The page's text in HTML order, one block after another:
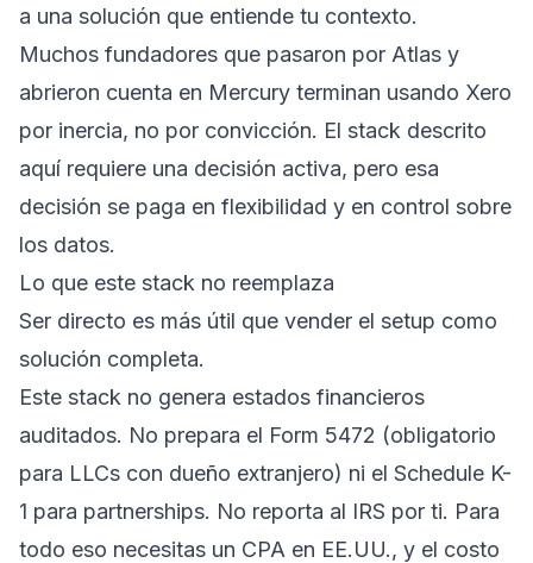
a una solución que entiende tu contexto.
Muchos fundadores que pasaron por Atlas y
abrieron cuenta en Mercury terminan usando Xero
por inercia, no por convicción. El stack descrito
aquí requiere una decisión activa, pero esa
decisión se paga en flexibilidad y en control sobre
los datos.
Lo que este stack no reemplaza
Ser directo es más útil que vender el setup como
solución completa.
Este stack no genera estados financieros
auditados. No prepara el Form 5472 (obligatorio
para LLCs con dueño extranjero) ni el Schedule K-
1 para partnerships. No reporta al IRS por ti. Para
todo eso necesitas un CPA en EE.UU., y el costo